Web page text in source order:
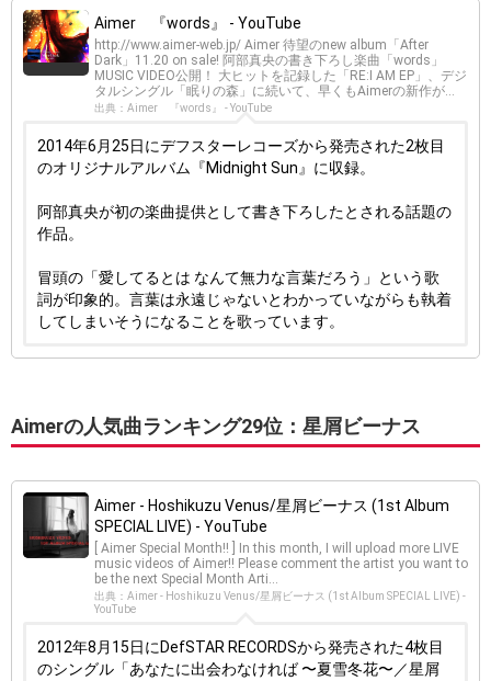
Aimer 『words』 - YouTube
http://www.aimer-web.jp/ Aimer 待望のnew album「After
Dark」11.20 on sale! 阿部真央の書き下ろし楽曲「words」
MUSIC VIDEO公開！ 大ヒットを記録した「RE:I AM EP」、デジ
タルシングル「眠りの森」に続いて、早くもAimerの新作が...
出典：Aimer 『words』 - YouTube
2014年6月25日にデフスターレコーズから発売された2枚目
のオリジナルアルバム『Midnight Sun』に収録。
阿部真央が初の楽曲提供として書き下ろしたとされる話題の
作品。
冒頭の「愛してるとは なんて無力な言葉だろう」という歌
詞が印象的。言葉は永遠じゃないとわかっていながらも執着
してしまいそうになることを歌っています。
Aimerの人気曲ランキング29位：星屑ビーナス
Aimer - Hoshikuzu Venus/星屑ビーナス (1st Album
SPECIAL LIVE) - YouTube
[ Aimer Special Month!! ] In this month, I will upload more LIVE
music videos of Aimer!! Please comment the artist you want to
be the next Special Month Arti...
出典：Aimer - Hoshikuzu Venus/星屑ビーナス (1st Album SPECIAL LIVE) -
YouTube
2012年8月15日にDefSTAR RECORDSから発売された4枚目
のシングル「あなたに出会わなければ 〜夏雪冬花〜／星屑